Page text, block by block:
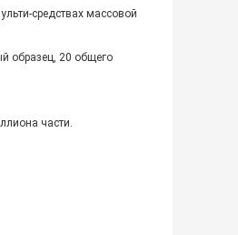
средствах массовой
образец, 20 общего
части.